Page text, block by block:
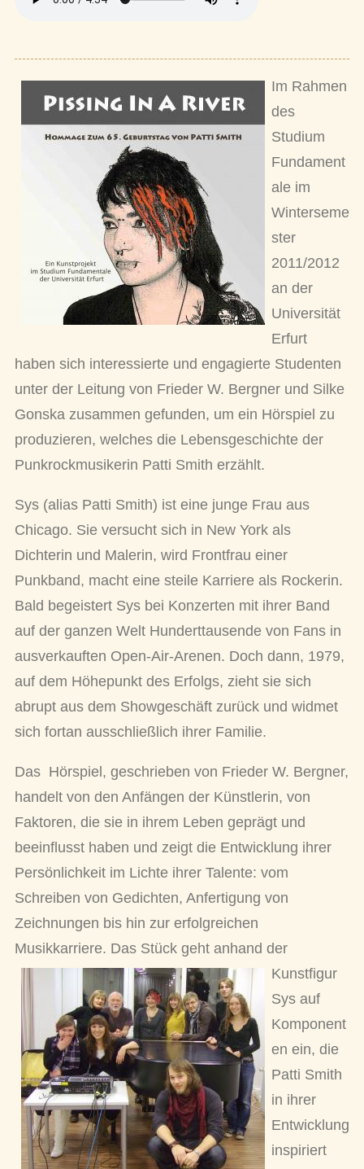
Im Rahmen
des
Studium
Fundament
ale im
Winterseme
ster
2011/2012
an der
Universität
Erfurt
haben sich interessierte und engagierte Studenten
unter der Leitung von Frieder W. Bergner und Silke
Gonska zusammen gefunden, um ein Hörspiel zu
produzieren, welches die Lebensgeschichte der
Punkrockmusikerin Patti Smith erzählt.
Sys (alias Patti Smith) ist eine junge Frau aus
Chicago. Sie versucht sich in New York als
Dichterin und Malerin, wird Frontfrau einer
Punkband, macht eine steile Karriere als Rockerin.
Bald begeistert Sys bei Konzerten mit ihrer Band
auf der ganzen Welt Hunderttausende von Fans in
ausverkauften Open-Air-Arenen. Doch dann, 1979,
auf dem Höhepunkt des Erfolgs, zieht sie sich
abrupt aus dem Showgeschäft zurück und widmet
sich fortan ausschließlich ihrer Familie.
Das Hörspiel, geschrieben von Frieder W. Bergner,
handelt von den Anfängen der Künstlerin, von
Faktoren, die sie in ihrem Leben geprägt und
beeinflusst haben und zeigt die Entwicklung ihrer
Persönlichkeit im Lichte ihrer Talente: vom
Schreiben von Gedichten, Anfertigung von
Zeichnungen bis hin zur erfolgreichen
Musikkarriere. Das Stück geht anhand der
Kunstfigur
Sys auf
Komponent
en ein, die
Patti Smith
in ihrer
Entwicklung
inspiriert